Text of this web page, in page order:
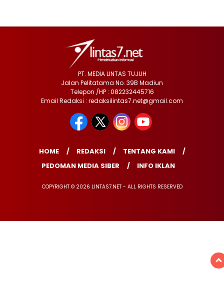
PT. MEDIA LINTAS TUJUH
Jalan Pelitatama No. 39B Madiun
Telepon /HP : 082232445716
Email Redaksi : redaksilintas7.net@gmail.com
HOME REDAKSI
TENTANG KAMI
PEDOMAN MEDIA SIBER
INFO IKLAN
COPYRIGHT © 2026 LINTAS7.NET - ALL RIGHTS RESERVED